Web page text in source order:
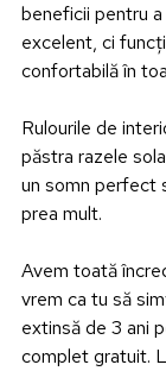
beneficii pentru
excelent, ci
confortabilă în
Rulourile de
păstra razele
un somn perfect
prea mult.
Avem toată
vrem ca tu să
extinsă de 3 ani
complet gratuit.